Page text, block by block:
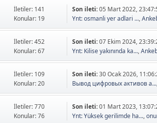
İletiler: 141
Konular: 19
Son ileti:05 Mart 2022,
Ynt: osmanli yer adlari ...,
İletiler: 452
Konular: 67
Son ileti:07 Ekim 2024,
Ynt: Kilise yakınında ka...,
İletiler: 109
Konular: 20
Son ileti:30 Ocak 2026,
Вывод цифровых активов а...
İletiler: 770
Konular: 76
Son ileti:01 Mart 2023,
Ynt: Yüksek gerilimde ha...,